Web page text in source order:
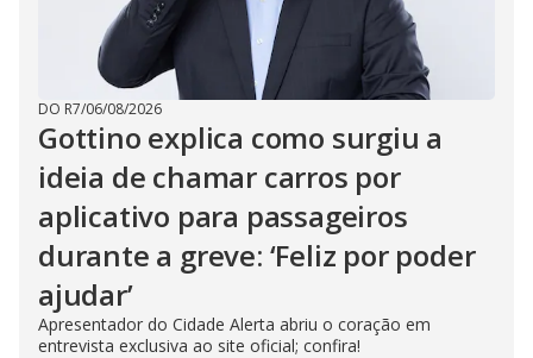
DO R7/06/08/2026
Gottino explica como surgiu a
ideia de chamar carros por
aplicativo para passageiros
durante a greve: ‘Feliz por poder
ajudar’
Apresentador do Cidade Alerta abriu o coração em
entrevista exclusiva ao site oficial; confira!